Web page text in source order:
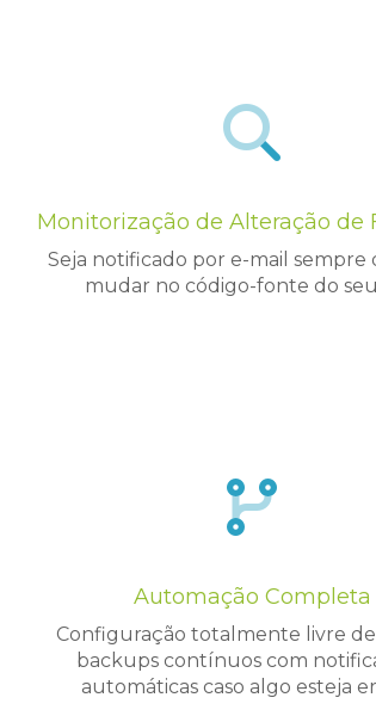
Monitorização de Alteração de
Seja notificado por e-mail sempre
mudar no código-fonte do
Automação Completa
Configuração totalmente livre de
backups contínuos com
automáticas caso algo esteja